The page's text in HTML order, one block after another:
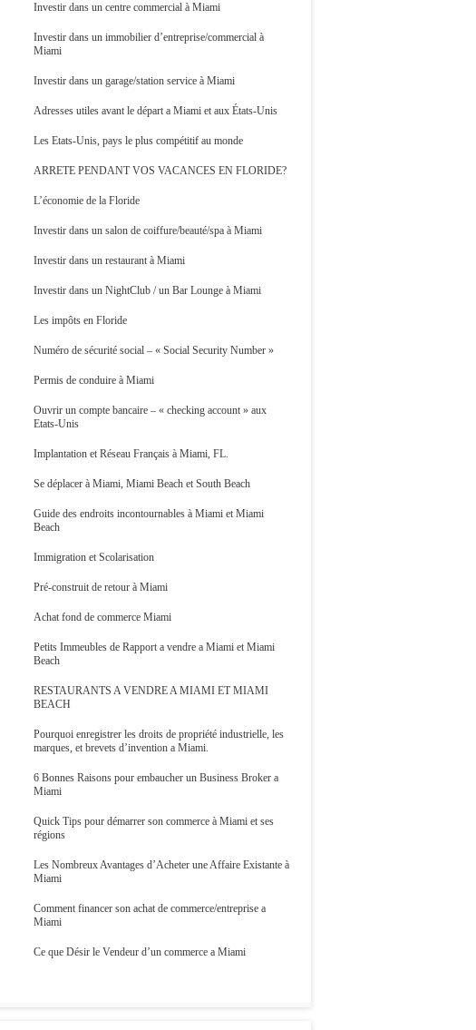
Investir dans un centre commercial à Miami
Investir dans un immobilier d’entreprise/commercial à
Miami
Investir dans un garage/station service à Miami
Adresses utiles avant le départ a Miami et aux États-Unis
Les Etats-Unis, pays le plus compétitif au monde
ARRETE PENDANT VOS VACANCES EN FLORIDE?
L’économie de la Floride
Investir dans un salon de coiffure/beauté/spa à Miami
Investir dans un restaurant à Miami
Investir dans un NightClub / un Bar Lounge à Miami
Les impôts en Floride
Numéro de sécurité social – « Social Security Number »
Permis de conduire à Miami
Ouvrir un compte bancaire – « checking account » aux
Etats-Unis
Implantation et Réseau Français à Miami, FL.
Se déplacer à Miami, Miami Beach et South Beach
Guide des endroits incontournables à Miami et Miami
Beach
Immigration et Scolarisation
Pré-construit de retour à Miami
Achat fond de commerce Miami
Petits Immeubles de Rapport a vendre a Miami et Miami
Beach
RESTAURANTS A VENDRE A MIAMI ET MIAMI
BEACH
Pourquoi enregistrer les droits de propriété industrielle, les
marques, et brevets d’invention a Miami.
6 Bonnes Raisons pour embaucher un Business Broker a
Miami
Quick Tips pour démarrer son commerce à Miami et ses
régions
Les Nombreux Avantages d’Acheter une Affaire Existante à
Miami
Comment financer son achat de commerce/entreprise a
Miami
Ce que Désir le Vendeur d’un commerce a Miami